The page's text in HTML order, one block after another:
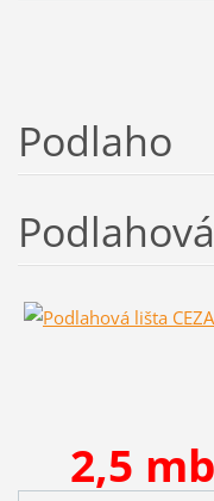
Podlaho
2,5